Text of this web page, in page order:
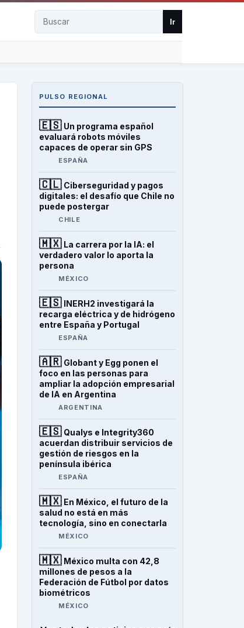
Buscar Ir
PULSO REGIONAL
🇪🇸 Un programa español
evaluará robots móviles
capaces de operar sin GPS
ESPAÑA
🇨🇱 Ciberseguridad y pagos
digitales: el desafío que Chile no
puede postergar
CHILE
🇲🇽 La carrera por la IA: el
verdadero valor lo aporta la
persona
MÉXICO
🇪🇸 INERH2 investigará la
recarga eléctrica y de hidrógeno
entre España y Portugal
ESPAÑA
🇦🇷 Globant y Egg ponen el
foco en las personas para
ampliar la adopción empresarial
de IA en Argentina
ARGENTINA
🇪🇸 Qualys e Integrity360
acuerdan distribuir servicios de
gestión de riesgos en la
península ibérica
ESPAÑA
🇲🇽 En México, el futuro de la
salud no está en más
tecnología, sino en conectarla
MÉXICO
🇲🇽 México multa con 42,8
millones de pesos a la
Federación de Fútbol por datos
biométricos
MÉXICO